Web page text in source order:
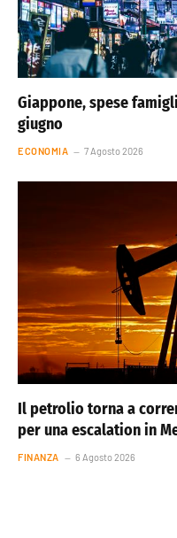
Giappone, spese
giugno
ECONOMIA 7 Agosto 2026
Il petrolio torna a
per una escalation in
FINANZA 6 Agosto 2026